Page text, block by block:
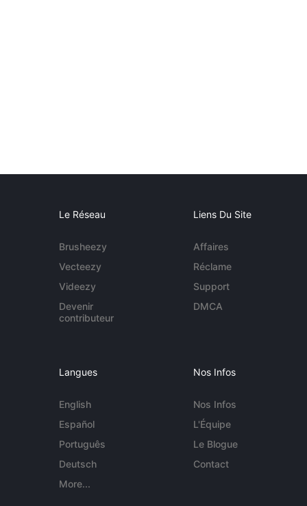
Le Réseau
Brusheezy
Vecteezy
Videezy
Devenir
contributeur
Liens Du Site
Affaires
Réclame
Support
DMCA
Langues
English
Español
Português
Deutsch
More...
Nos Infos
Nos Infos
L'Équipe
Le Blogue
Contact